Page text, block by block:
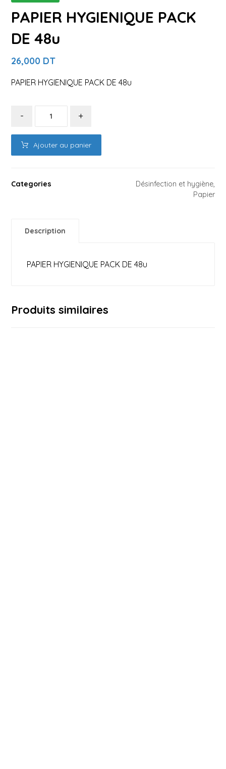
PAPIER HYGIENIQUE PACK
DE 48u
26,000 DT
PAPIER HYGIENIQUE PACK DE 48u
- +
Ajouter au panier
Categories Désinfection et hygiène,
Papier
Description
PAPIER HYGIENIQUE PACK DE 48u
Produits similaires